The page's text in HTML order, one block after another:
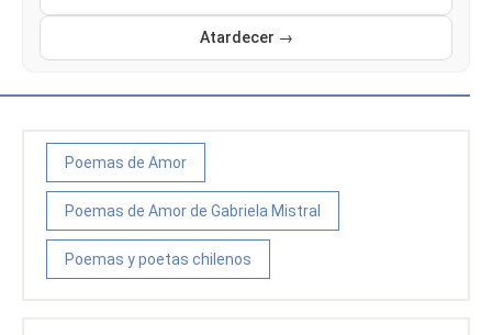
Atardecer →
Poemas de Amor
Poemas de Amor de Gabriela Mistral
Poemas y poetas chilenos